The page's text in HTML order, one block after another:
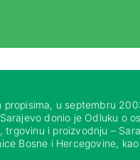
propisima, u septembru
donio je Odluku o
trgovinu i proizvodnju –
Bosne i Hercegovine,